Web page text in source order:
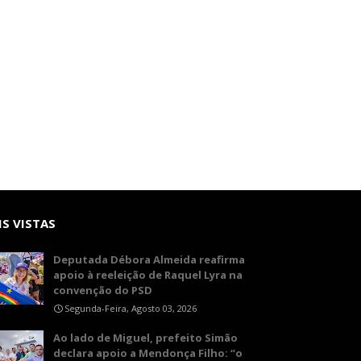
VISTAS
Deputada Débora Almeida reafirma
apoio à reeleição de Raquel Lyra na
convenção do PSD
Segunda-Feira, Agosto 03, 2026
Ao lado de Miguel, prefeito Simão
declara apoio a Mendonça Filho: “o